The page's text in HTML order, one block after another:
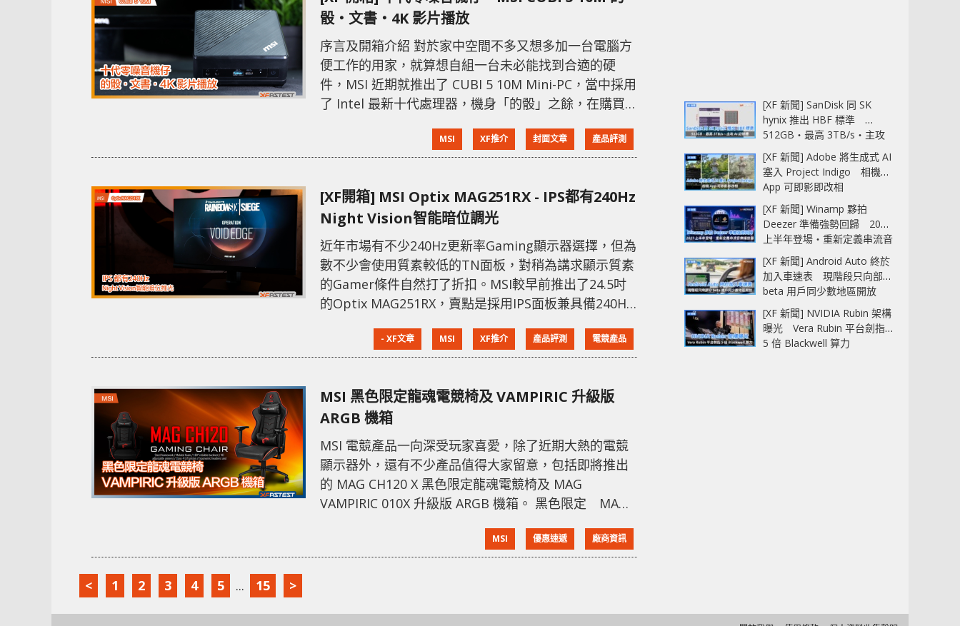
骰‧文書‧4K 影片播放
序言及開箱介紹 對於家中空間不多又想多加一台電腦方
便工作的用家，就算想自組一台未必能找到合適的硬
件，MSI 近期就推出了 CUBI 5 10M Mini-PC，當中採用
了 Intel 最新十代處理器，機身「的骰」之餘，在購買
SSD 及 Windows 10 Home，基本上買回家插上電源就
可即時使用。 機身的骰細小 MSI CUBI 5 10M 的機身相
留太多的擺放空間，可直接擺放
MSI XF推介 封面文章 產品評測
[XF開箱] MSI Optix MAG251RX - IPS都有240Hz
Night Vision智能暗位調光
近年市場有不少240Hz更新率Gaming顯示器選擇，但為
數不少會使用質素較低的TN面板，對稍為講求顯示質素
的Gamer條件自然打了折扣。MSI較早前推出了24.5吋
的Optix MAG251RX，賣點是採用IPS面板兼具備240Hz
Compatible 240Hz 專為打機而設 作為Gaming顯示器
- XF文章 MSI XF推介 產品評測 電競產品
MSI 黑色限定龍魂電競椅及 VAMPIRIC 升級版
ARGB 機箱
MSI 電競產品一向深受玩家喜愛，除了近期大熱的電競
顯示器外，還有不少產品值得大家留意，包括即將推出
的 MAG CH120 X 黑色限定龍魂電競椅及 MAG
VAMPIRIC 010X 升級版 ARGB 機箱。 黑色限定 MAG
基於 CH120 型號而設計的黑色限定版，不但 MSI 龍盾
商標轉用紅黑型格配色，而且電競椅選用紅色線條點
MSI 優惠速遞 廠商資訊
< 1 2 3 4 5 ... 15 >
[XF 新聞] SanDisk 同 SK
hynix 推出 HBF 標準
512GB‧最高 3TB/s‧主攻
AI 記憶體
[XF 新聞] Adobe 將生成式 AI
塞入 Project Indigo 相機
App 可即影即改相
[XF 新聞] Winamp 夥拍
Deezer 準備強勢回歸 2027
上半年登場‧重新定義串流音
樂播放器
[XF 新聞] Android Auto 終於
加入車速表 現階段只向部分
beta 用戶同少數地區開放
[XF 新聞] NVIDIA Rubin 架構
曝光 Vera Rubin 平台劍指
5 倍 Blackwell 算力